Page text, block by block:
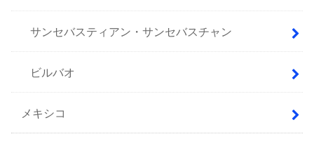
サンセバスティアン・サンセバスチャン
ビルバオ
メキシコ